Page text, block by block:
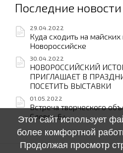
Последние новости
29.04.2022
Куда сходить на майских
Новороссийске
30.04.2022
НОВОРОССИЙСКИЙ
ПРИГЛАШАЕТ В
ПОСЕТИТЬ ВЫСТАВКИ
01.05.2022
Встреча творческого
Слово» 6+
Этот сайт использует
более комфортной
Продолжая просмотр